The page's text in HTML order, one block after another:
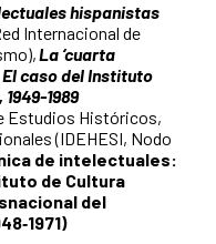
hispanistas
Internacional de
La ‘cuarta
caso del Instituto
1989
Estudios Históricos,
(IDEHESI, Nodo
de intelectuales:
de Cultura
del